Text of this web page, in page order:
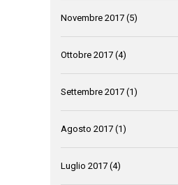
Novembre 2017 (5)
Ottobre 2017 (4)
Settembre 2017 (1)
Agosto 2017 (1)
Luglio 2017 (4)